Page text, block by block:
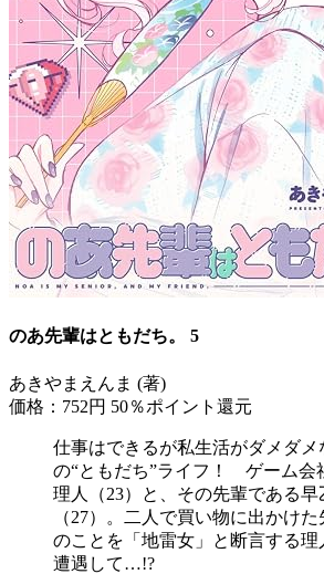
のあ先輩はともだち。 5
あきやまえんま (著)
価格：752円 50％ポイント還元
仕事はできるが私生活がダメダメ
の“ともだち”ライフ！ ゲーム会
理人（23）と、その先輩である早
（27）。二人で買い物に出かけ
のことを「地雷女」と断言する理
遭遇して…!?